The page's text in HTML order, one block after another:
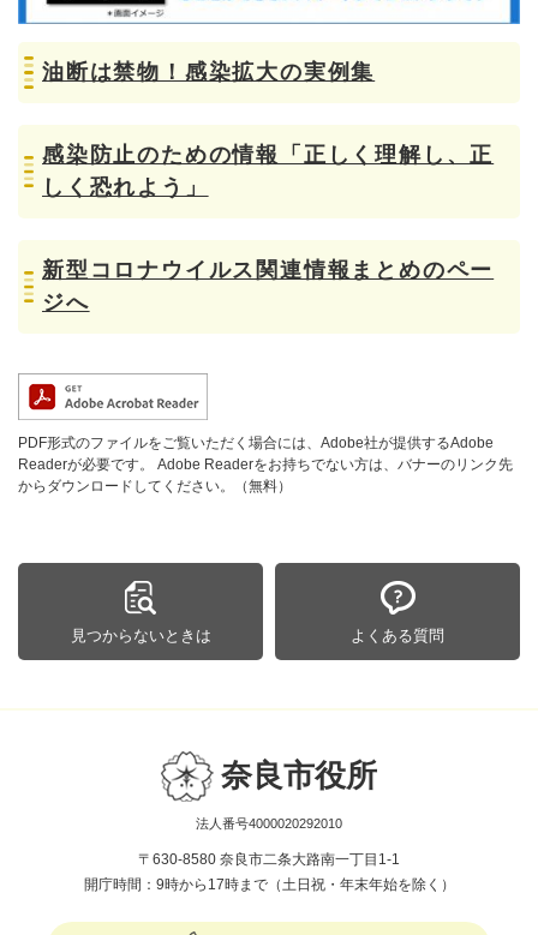
油断は禁物！感染拡大の実例集
感染防止のための情報「正しく理解し、正
しく恐れよう」
新型コロナウイルス関連情報まとめのペー
ジへ
PDF形式のファイルをご覧いただく場合には、Adobe社が提供するAdobe
Readerが必要です。
Adobe Readerをお持ちでない方は、バナーのリンク先
からダウンロードしてください。（無料）
見つからないときは よくある質問
奈良市役所
法人番号4000020292010
〒630-8580 奈良市二条大路南一丁目1-1
開庁時間：9時から17時まで（土日祝・年末年始を除く）